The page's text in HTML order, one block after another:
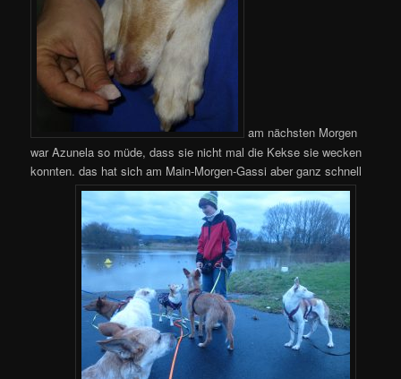
am nächsten Morgen
war Azunela so müde, dass sie nicht mal die Kekse sie wecken
konnten. das hat sich am Main-Morgen-Gassi aber ganz schnell